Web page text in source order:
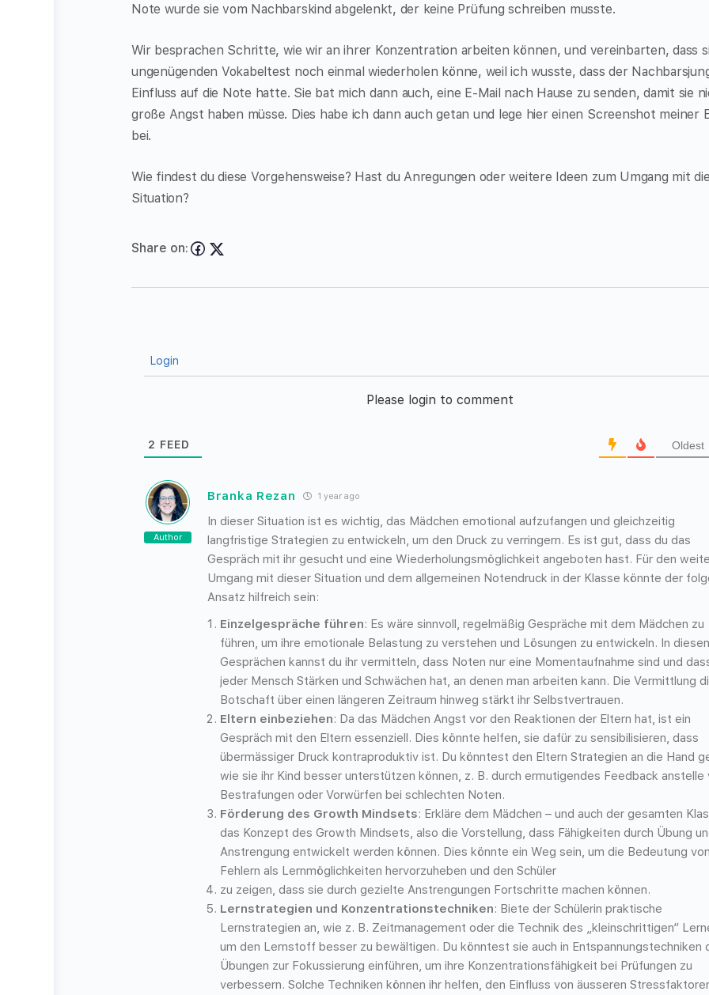
Note wurde sie vom Nachbarskind abgelenkt, der keine Prüfung schreiben musste.
Wir besprachen Schritte, wie wir an ihrer Konzentration arbeiten können, und vereinbarten, dass
ungenügenden Vokabeltest noch einmal wiederholen könne, weil ich wusste, dass der
Einfluss auf die Note hatte. Sie bat mich dann auch, eine E-Mail nach Hause zu senden, damit sie
große Angst haben müsse. Dies habe ich dann auch getan und lege hier einen Screenshot meiner
bei.
Wie findest du diese Vorgehensweise? Hast du Anregungen oder weitere Ideen zum Umgang mit
Situation?
Share on:
Login
Please login to comment
2 FEED Oldest
Author
Branka Rezan 1 year ago
In dieser Situation ist es wichtig, das Mädchen emotional aufzufangen und gleichzeitig
langfristige Strategien zu entwickeln, um den Druck zu verringern. Es ist gut, dass du das
Gespräch mit ihr gesucht und eine Wiederholungsmöglichkeit angeboten hast. Für den
Umgang mit dieser Situation und dem allgemeinen Notendruck in der Klasse könnte der
Ansatz hilfreich sein:
Einzelgespräche führen: Es wäre sinnvoll, regelmäßig Gespräche mit dem Mädchen zu
führen, um ihre emotionale Belastung zu verstehen und Lösungen zu entwickeln. In diesen
Gesprächen kannst du ihr vermitteln, dass Noten nur eine Momentaufnahme sind und
jeder Mensch Stärken und Schwächen hat, an denen man arbeiten kann. Die Vermittlung
Botschaft über einen längeren Zeitraum hinweg stärkt ihr Selbstvertrauen.
Eltern einbeziehen: Da das Mädchen Angst vor den Reaktionen der Eltern hat, ist ein
Gespräch mit den Eltern essenziell. Dies könnte helfen, sie dafür zu sensibilisieren, dass
übermässiger Druck kontraproduktiv ist. Du könntest den Eltern Strategien an die Hand
wie sie ihr Kind besser unterstützen können, z. B. durch ermutigendes Feedback anstelle
Bestrafungen oder Vorwürfen bei schlechten Noten.
Förderung des Growth Mindsets: Erkläre dem Mädchen – und auch der gesamten
das Konzept des Growth Mindsets, also die Vorstellung, dass Fähigkeiten durch Übung
Anstrengung entwickelt werden können. Dies könnte ein Weg sein, um die Bedeutung
Fehlern als Lernmöglichkeiten hervorzuheben und den Schüler
zu zeigen, dass sie durch gezielte Anstrengungen Fortschritte machen können.
Lernstrategien und Konzentrationstechniken: Biete der Schülerin praktische
Lernstrategien an, wie z. B. Zeitmanagement oder die Technik des „kleinschrittigen“
um den Lernstoff besser zu bewältigen. Du könntest sie auch in Entspannungstechniken
Übungen zur Fokussierung einführen, um ihre Konzentrationsfähigkeit bei Prüfungen zu
verbessern. Solche Techniken können ihr helfen, den Einfluss von äusseren